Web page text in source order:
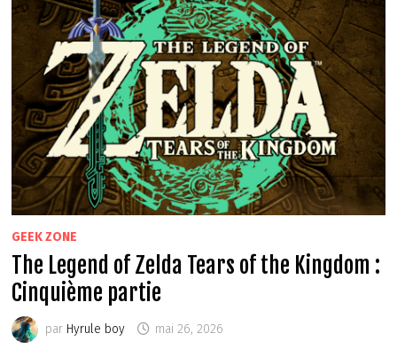
THE
KINGDOM
:
SIXIÈME
PARTIE
GEEK ZONE
The Legend of Zelda Tears of the Kingdom :
Cinquième partie
par Hyrule boy mai 26, 2026